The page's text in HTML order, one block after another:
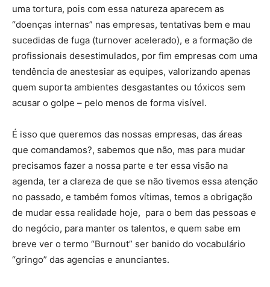
uma tortura, pois com essa natureza aparecem as
“doenças internas” nas empresas, tentativas bem e mau
sucedidas de fuga (turnover acelerado), e a formação de
profissionais desestimulados, por fim empresas com uma
tendência de anestesiar as equipes, valorizando apenas
quem suporta ambientes desgastantes ou tóxicos sem
acusar o golpe – pelo menos de forma visível.
É isso que queremos das nossas empresas, das áreas
que comandamos?, sabemos que não, mas para mudar
precisamos fazer a nossa parte e ter essa visão na
agenda, ter a clareza de que se não tivemos essa atenção
no passado, e também fomos vítimas, temos a obrigação
de mudar essa realidade hoje, para o bem das pessoas e
do negócio, para manter os talentos, e quem sabe em
breve ver o termo “Burnout” ser banido do vocabulário
“gringo” das agencias e anunciantes.